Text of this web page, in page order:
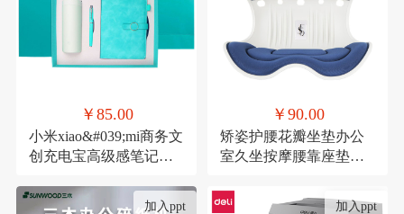
￥85.00
小米xiao&#039;mi商务文
创充电宝高级感笔记本
物
￥90.00
矫姿护腰花瓣坐垫办公
室久坐按摩腰靠座垫家
加入ppt 加入ppt